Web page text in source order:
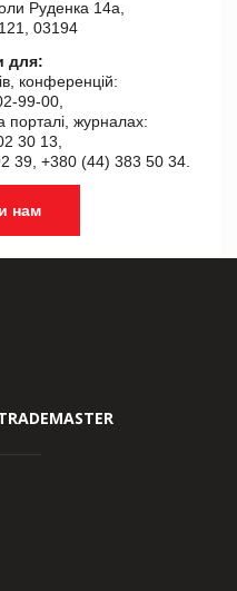
Руденка 14а,
03194
для:
конференцій:
99-00,
журналах:
30 13,
39, +380 (44) 383 50 34.
нам